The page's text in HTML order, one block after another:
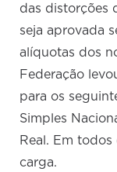
das distorções
seja aprovada
alíquotas dos
Federação
para os
Simples
Real. Em
carga.